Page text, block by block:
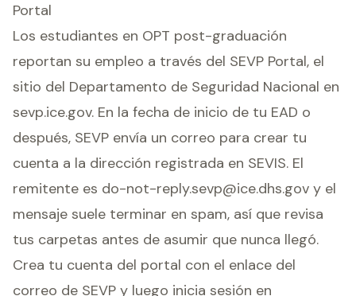
Portal
Los estudiantes en OPT post-graduación
reportan su empleo a través del SEVP Portal, el
sitio del Departamento de Seguridad Nacional en
sevp.ice.gov. En la fecha de inicio de tu EAD o
después, SEVP envía un correo para crear tu
cuenta a la dirección registrada en SEVIS. El
remitente es do-not-reply.sevp@ice.dhs.gov y el
mensaje suele terminar en spam, así que revisa
tus carpetas antes de asumir que nunca llegó.
Crea tu cuenta del portal con el enlace del
correo de SEVP y luego inicia sesión en